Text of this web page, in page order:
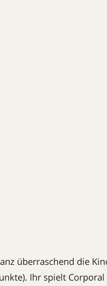
überraschend die
Ihr spielt